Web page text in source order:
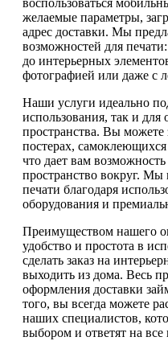
воспользоваться
желаемые параметры,
адрес доставки. Мы
возможностей для
до интерьерных
фотографией или даже с
Наши услуги идеально
использования, так и
пространства. Вы можете
постерах,
что дает вам
пространство вокруг. Мы
печати благодаря
оборудования и
Преимуществом нашего
удобство и простота в
сделать заказ на
выходить из дома. Весь
оформления доставки
того, вы всегда можете
наших специалистов,
выбором и ответят на все